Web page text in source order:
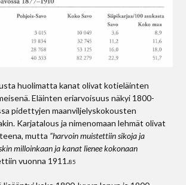
huolimatta kanat olivat kotieläinten
Eläinten eriarvoisuus näkyi 1800-
pidettyjen maanviljelyskokousten
Karjatalous ja nimenomaan lehmät olivat
mutta ”harvoin muistettiin sikoja ja
milloinkaan ja kanat lienee kokonaan
vuonna 1911.85